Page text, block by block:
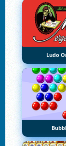
Ludo